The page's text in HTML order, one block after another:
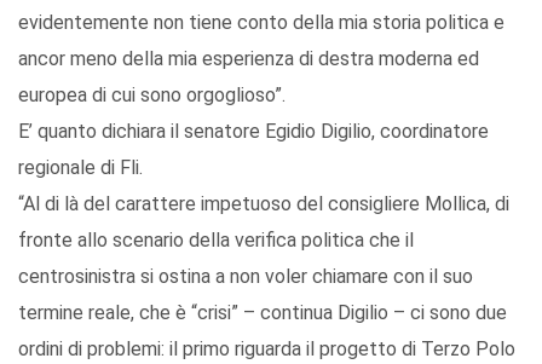
evidentemente non tiene conto della mia storia politica e
ancor meno della mia esperienza di destra moderna ed
europea di cui sono orgoglioso”.
E’ quanto dichiara il senatore Egidio Digilio, coordinatore
regionale di Fli.
“Al di là del carattere impetuoso del consigliere Mollica, di
fronte allo scenario della verifica politica che il
centrosinistra si ostina a non voler chiamare con il suo
termine reale, che è “crisi” – continua Digilio – ci sono due
ordini di problemi: il primo riguarda il progetto di Terzo Polo